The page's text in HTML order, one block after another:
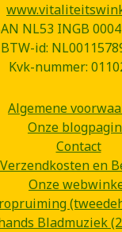
NL53 INGB
BTW-id:
Kvk-nummer:
Algemene
Onze
Contact
Verzendkosten en
Onze
Bladmuziek